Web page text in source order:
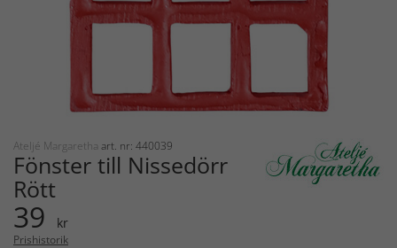
Ateljé Margaretha art. nr: 440039
Fönster till Nissedörr
Rött
39 kr
Prishistorik